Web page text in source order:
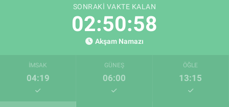
SONRAKI VAKTE KALAN
02:50:58
Akşam Namazı
İMSAK
04:19
GÜNEŞ
06:00
ÖĞLE
13:15